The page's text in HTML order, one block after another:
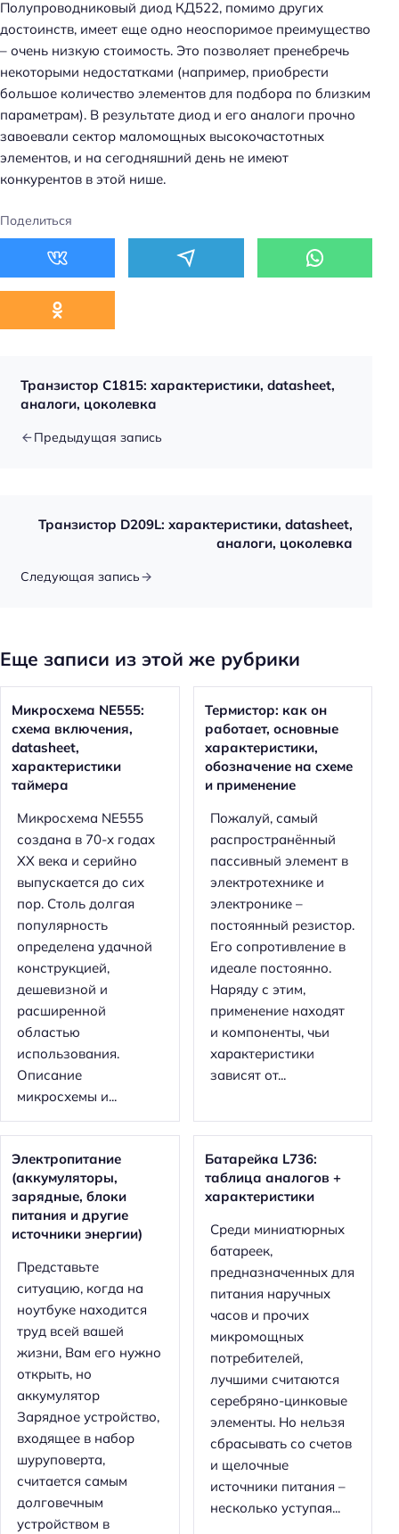
Полупроводниковый диод КД522, помимо других
достоинств, имеет еще одно неоспоримое преимущество
– очень низкую стоимость. Это позволяет пренебречь
некоторыми недостатками (например, приобрести
большое количество элементов для подбора по близким
параметрам). В результате диод и его аналоги прочно
завоевали сектор маломощных высокочастотных
элементов, и на сегодняшний день не имеют
конкурентов в этой нише.
Поделиться
Транзистор C1815: характеристики, datasheet,
аналоги, цоколевка
Предыдущая запись
Транзистор D209L: характеристики, datasheet,
аналоги, цоколевка
Следующая запись
Еще записи из этой же рубрики
Микросхема NE555:
схема включения,
datasheet,
характеристики
таймера
Микросхема NE555
создана в 70-х годах
XX века и серийно
выпускается до сих
пор. Столь долгая
популярность
определена удачной
конструкцией,
дешевизной и
расширенной
областью
использования.
Описание
микросхемы и...
Термистор: как он
работает, основные
характеристики,
обозначение на схеме
и применение
Пожалуй, самый
распространённый
пассивный элемент в
электротехнике и
электронике –
постоянный резистор.
Его сопротивление в
идеале постоянно.
Наряду с этим,
применение находят
и компоненты, чьи
характеристики
зависят от...
Электропитание
(аккумуляторы,
зарядные, блоки
питания и другие
источники энергии)
Представьте
ситуацию, когда на
ноутбуке находится
труд всей вашей
жизни, Вам его нужно
открыть, но
аккумулятор
Зарядное устройство,
входящее в набор
шуруповерта,
считается самым
долговечным
устройством в
Батарейка L736:
таблица аналогов +
характеристики
Среди миниатюрных
батареек,
предназначенных для
питания наручных
часов и прочих
микромощных
потребителей,
лучшими считаются
серебряно-цинковые
элементы. Но нельзя
сбрасывать со счетов
и щелочные
источники питания –
несколько уступая...